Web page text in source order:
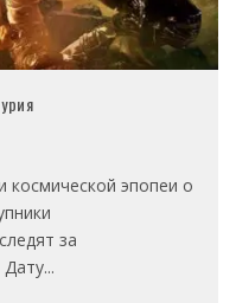
космической эпопеи о
за
Дату...